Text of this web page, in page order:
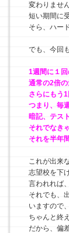
変わりません
短い期間に
そら、ハー
でも、今回
1週間に１
通常の2倍の
さらにもう1
つまり、毎
暗記、テス
それでなき
それを半年
これが出来
志望校を下
言われれば
それでも、
いますので、
ちゃんと終
だから、偏